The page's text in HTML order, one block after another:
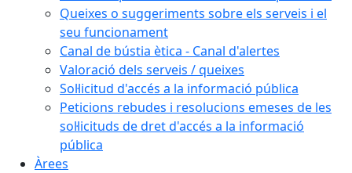
Queixes o suggeriments sobre els serveis i el
seu funcionament
Canal de bústia ètica - Canal d'alertes
Valoració dels serveis / queixes
Sol·licitud d'accés a la informació pública
Peticions rebudes i resolucions emeses de les
sol·licituds de dret d'accés a la informació
pública
Àrees